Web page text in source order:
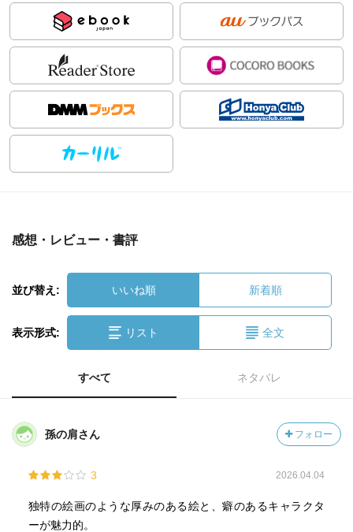
感想・レビュー・書評
並び替え: いいね順 新着順
表示形式: リスト 全文
すべて ネタバレ
孫の肩さん フォロー
3 2026.04.04
独特の絵画のような厚みのある絵と、癖のあるキャラクタ
ーが魅力的。